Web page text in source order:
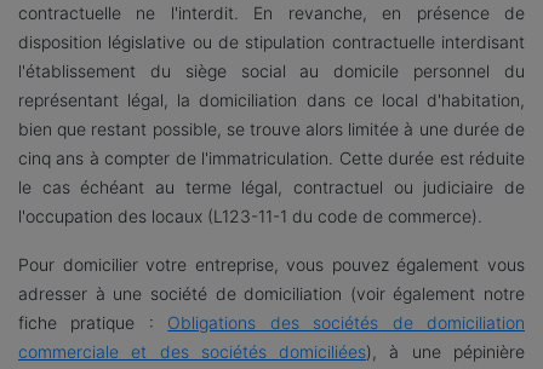
contractuelle ne l'interdit. En revanche, en présence de
disposition législative ou de stipulation contractuelle interdisant
l'établissement du siège social au domicile personnel du
représentant légal, la domiciliation dans ce local d'habitation,
bien que restant possible, se trouve alors limitée à une durée de
cinq ans à compter de l'immatriculation. Cette durée est réduite
le cas échéant au terme légal, contractuel ou judiciaire de
l'occupation des locaux (L123-11-1 du code de commerce).
Pour domicilier votre entreprise, vous pouvez également vous
adresser à une société de domiciliation (voir également notre
fiche pratique : Obligations des sociétés de domiciliation
commerciale et des sociétés domiciliées), à une pépinière